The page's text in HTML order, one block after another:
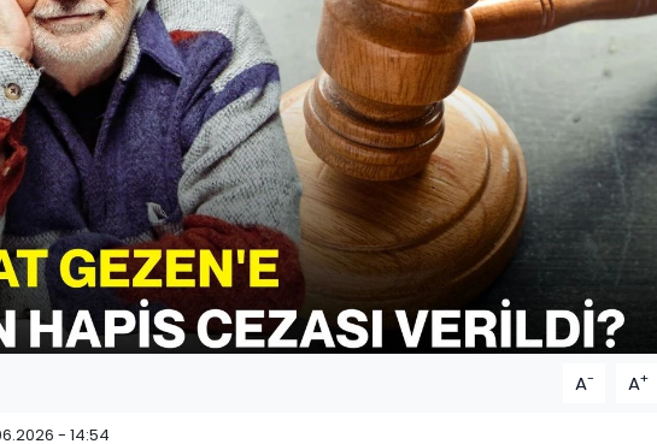
A- A+
- 14:54